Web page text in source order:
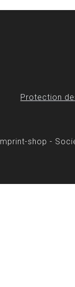
Protection
mprint-shop -